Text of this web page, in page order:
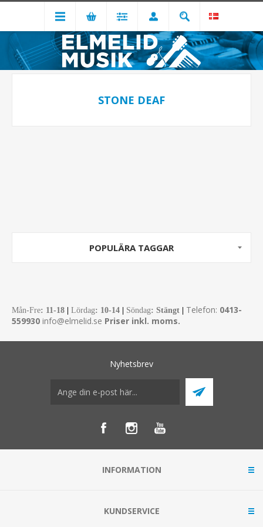
STONE DEAF
POPULÄRA TAGGAR
Mån-Fre: 11-18 Lördag: 10-14 Söndag: Stängt Telefon: 0413-
559930 info@elmelid.se Priser inkl. moms.
Nyhetsbrev
INFORMATION
KUNDSERVICE